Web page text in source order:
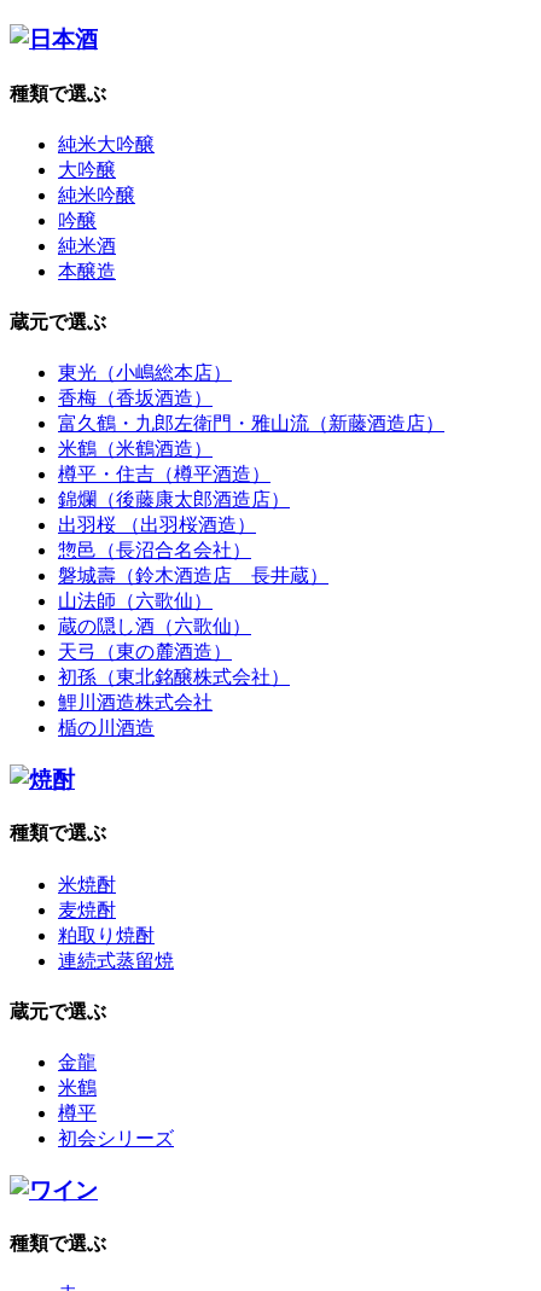
種類で選ぶ
純米大吟醸
大吟醸
純米吟醸
吟醸
純米酒
本醸造
蔵元で選ぶ
東光（小嶋総本店）
香梅（香坂酒造）
富久鶴・九郎左衛門・雅山流（新藤酒造店）
米鶴（米鶴酒造）
樽平・住吉（樽平酒造）
錦爛（後藤康太郎酒造店）
出羽桜 （出羽桜酒造）
惣邑（長沼合名会社）
磐城壽（鈴木酒造店 長井蔵）
山法師（六歌仙）
蔵の隠し酒（六歌仙）
天弓（東の麓酒造）
初孫（東北銘醸株式会社）
鯉川酒造株式会社
楯の川酒造
種類で選ぶ
米焼酎
麦焼酎
粕取り焼酎
連続式蒸留焼
蔵元で選ぶ
金龍
米鶴
樽平
初会シリーズ
種類で選ぶ